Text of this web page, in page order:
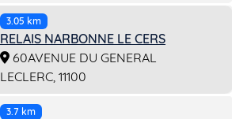
3.05 km
RELAIS NARBONNE LE CERS
60AVENUE DU GENERAL
LECLERC, 11100
3.7 km